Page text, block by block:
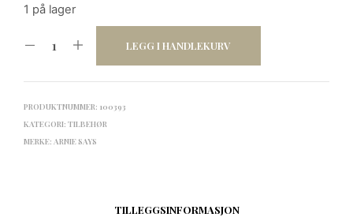
1 på lager
LEGG I HANDLEKURV
PRODUKTNUMMER: 100393
KATEGORI: TILBEHØR
MERKE: ARNIE SAYS
TILLEGGSINFORMASJON